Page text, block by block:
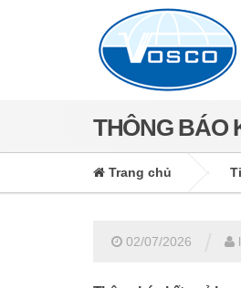
THÔNG BÁO
Trang chủ
02/07/2026